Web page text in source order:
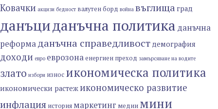
Ковачки акцизи бедност валутен борд война въглищаград
данъциданъчна политика данъчна
реформаданъчна справедливост демография
доходи евро еврозонаенергиен преход замърсяване на водите
злато избори износ икономическа политика
икономически растежикономическо развитие
инфлация история маркетинг медии мини